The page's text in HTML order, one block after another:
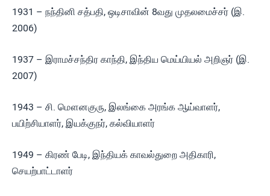
1931 – நந்தினி சத்பதி, ஒடிசாவின் 8வது முதலமைச்சர் (இ.
2006)
1937 – இராமச்சந்திர காந்தி, இந்திய மெய்யியல் அறிஞர் (இ.
2007)
1943 – சி. மௌனகுரு, இலங்கை அரங்க ஆய்வாளர்,
பயிற்சியாளர், இயக்குநர், கல்வியாளர்
1949 – கிரண் பேடி, இந்தியக் காவல்துறை அதிகாரி,
செயற்பாட்டாளர்